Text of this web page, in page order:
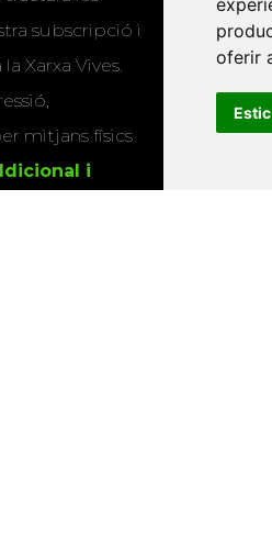
oferir
Estic
subscripció i
Xarxa Vives.
mitjans físics
i
Twitter